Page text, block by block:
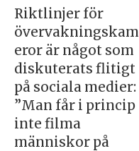
Riktlinjer för
övervakningskam
eror är något som
diskuterats flitigt
på sociala medier:
”Man får i princip
inte filma
människor på